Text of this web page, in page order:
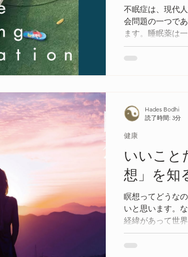
不眠症は、現代
会問題の一つで
ます。睡眠薬は
せんが、長期的
ため、自然な方
いいこと
想」を知
瞑想ってどうな
いと思います。
経緯があって世
います。
健康
Hades Bodhi
読了時間: 3分